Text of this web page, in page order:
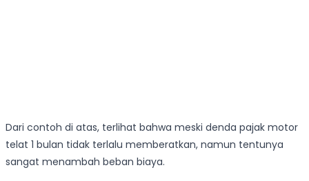
Dari contoh di atas, terlihat bahwa meski denda pajak motor
telat 1 bulan tidak terlalu memberatkan, namun tentunya
sangat menambah beban biaya.